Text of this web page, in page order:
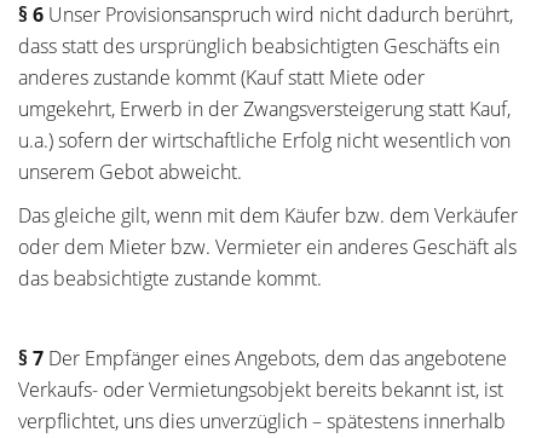
§ 6 Unser Provisionsanspruch wird nicht dadurch berührt,
dass statt des ursprünglich beabsichtigten Geschäfts ein
anderes zustande kommt (Kauf statt Miete oder
umgekehrt, Erwerb in der Zwangsversteigerung statt Kauf,
u.a.) sofern der wirtschaftliche Erfolg nicht wesentlich von
unserem Gebot abweicht.
Das gleiche gilt, wenn mit dem Käufer bzw. dem Verkäufer
oder dem Mieter bzw. Vermieter ein anderes Geschäft als
das beabsichtigte zustande kommt.
§ 7 Der Empfänger eines Angebots, dem das angebotene
Verkaufs- oder Vermietungsobjekt bereits bekannt ist, ist
verpflichtet, uns dies unverzüglich – spätestens innerhalb